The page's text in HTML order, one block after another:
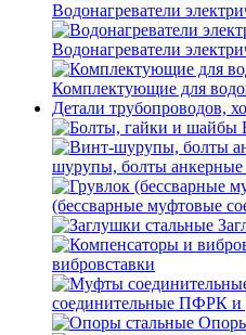
Водонагреватели
Водонагреватели
Комплектующие для
Детали трубопроводов,
шурупы, болты
(бессварные муфтовые
вибровставки
соединительные ПФРК